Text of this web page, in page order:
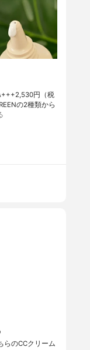
円（税
の2種類から
らのCCクリーム